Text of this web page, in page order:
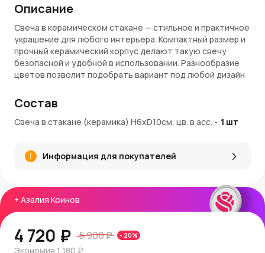
+ Азалия Коинов
4 720 ₽ 5 900 ₽ - 20%
Экономия 1 180 ₽
Описание
Свеча в керамическом стакане — стильное и практичное
украшение для любого интерьера. Компактный размер и
прочный керамический корпус делают такую свечу
безопасной и удобной в использовании. Разнообразие
цветов позволит подобрать вариант под любой дизайн
Особенности:
Высота: 6 см
Цвета: в ассортименте — разнообразие оттенков
для любого интерьера
Ровное и чистое горение без копоти
Идеальна для создания уюта дома, в офисе и на
праздниках
Заказ и доставка:
Состав
Свеча в стакане (керамика) H6xD10см, цв. в асс. - 1 шт
Информация для покупателей